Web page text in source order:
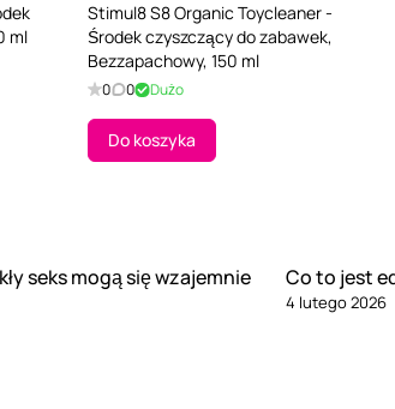
ml
Stimul8 S8 Organic Toycleaner -
Środek czyszczący do zabawek,
Bezzapachowy, 150 ml
0 0 Dużo
Do koszyka
seks mogą się wzajemnie
Co to jest
4 lutego 2026